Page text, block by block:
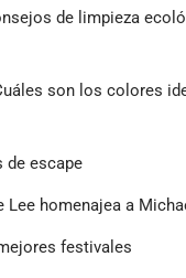
destinos con las
agosto, según KAYAK
de limpieza
son los colores
de escape
Lee homenajea a
festivales